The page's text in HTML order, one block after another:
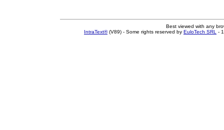
Best viewed with any
IntraText®(V89) - Some rights reserved by EuloTech SRL -